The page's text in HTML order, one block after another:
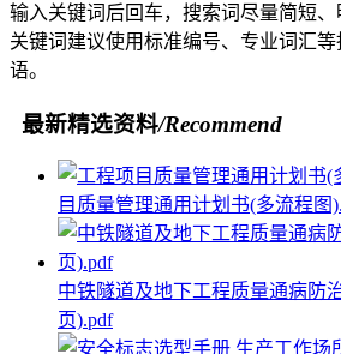
输入关键词后回车，搜索词尽量简短、
关键词建议使用标准编号、专业词汇
语。
最新精选资料/Recommend
目质量管理通用计划书(多流程图
中铁隧道及地下工程质量通病防
页).pdf